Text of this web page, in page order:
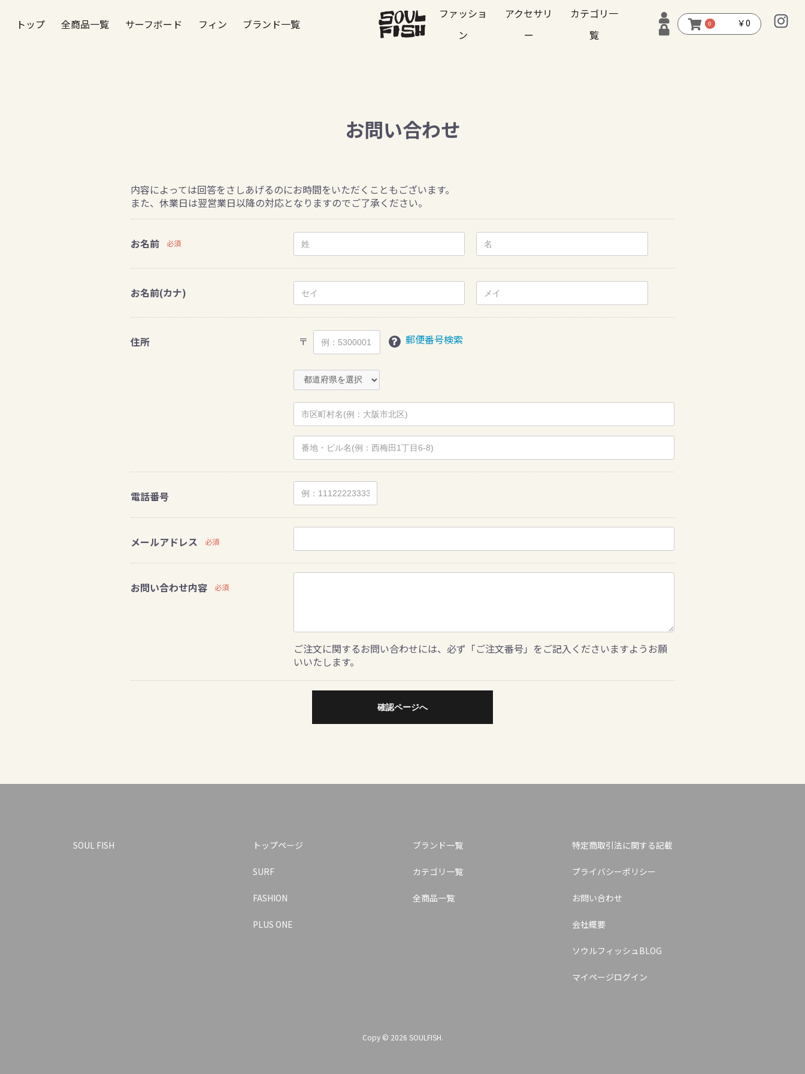
トップ 全商品一覧 サーフボード フィン ブランド一覧
ファッショ
ン
アクセサリ
ー
カテゴリ一
覧
0 ￥0
お問い合わせ
内容によっては回答をさしあげるのにお時間をいただくこともございます。
また、休業日は翌営業日以降の対応となりますのでご了承ください。
お名前 必須
お名前(カナ)
住所 〒 郵便番号検索
電話番号
メールアドレス 必須
お問い合わせ内容 必須
ご注文に関するお問い合わせには、必ず「ご注文番号」をご記入くださいますようお願
いいたします。
確認ページへ
SOUL FISH トップページ
SURF
FASHION
PLUS ONE
ブランド一覧
カテゴリ一覧
全商品一覧
特定商取引法に関する記載
プライバシーポリシー
お問い合わせ
会社概要
ソウルフィッシュBLOG
マイページログイン
Copy © 2026 SOULFISH.